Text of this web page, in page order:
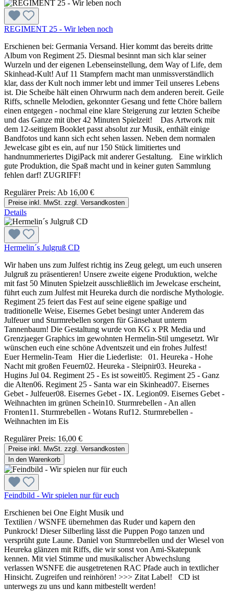
REGIMENT 25 - Wir leben noch
Erschienen bei: Germania Versand. Hier kommt das bereits dritte
Album von Regiment 25. Diesmal besinnt man sich klar seiner
Wurzeln und der eigenen Lebenseinstellung, dem Way of Life, dem
Skinhead-Kult! Auf 11 Stampfern macht man unmissverständlich
klar, dass der Kult noch immer lebt und immer Teil unseres Lebens
ist. Die Scheibe hält einen Ohrwurm nach dem anderen bereit. Geile
Riffs, schnelle Melodien, gekonnter Gesang und fette Chöre ballern
einen entgegen - nochmal eine klare Steigerung zur letzten Scheibe
und das Ganze mit über 42 Minuten Spielzeit! Das Artwork mit
dem 12-seitigem Booklet passt absolut zur Musik, enthält einige
Bandfotos und kann sich echt sehen lassen. Neben dem normalen
Jewelcase gibt es ein, auf nur 150 Stück limitiertes und
handnummeriertes DigiPack mit anderer Gestaltung. Eine wirklich
gute Produktion, die Spaß macht und in keiner guten Sammlung
fehlen darf! ZUGRIFF!
Regulärer Preis: Ab 16,00 €
Preise inkl. MwSt. zzgl. Versandkosten
Details
Hermelin´s Julgruß CD
Wir haben uns zum Julfest richtig ins Zeug gelegt, um euch unseren
Julgruß zu präsentieren! Unsere zweite eigene Produktion, welche
mit fast 50 Minuten Spielzeit ausschließlich im Jewelcase erscheint,
führt euch zum Julfest mit Heureka durch die nordische Mythologie.
Regiment 25 feiert das Fest auf seine eigene spaßige und
traditionelle Weise, Eisernes Gebet besingt unter Anderem das
Julfeuer und Sturmrebellen sorgen für Gänsehaut unterm
Tannenbaum! Die Gestaltung wurde von KG x PR Media und
Grenzjaeger Graphics im gewohnten Hermelin-Stil umgesetzt. Wir
wünschen euch eine schöne Adventszeit und ein frohes Julfest!
Euer Hermelin-Team Hier die Liederliste: 01. Heureka - Hohe
Nacht mit großen Feuern02. Heureka - Sleipnir03. Heureka -
Hugins Jul 04. Regiment 25 - Es ist soweit05. Regiment 25 - Ganz
die Alten06. Regiment 25 - Santa war ein Skinhead07. Eisernes
Gebet - Julfeuer08. Eisernes Gebet - IX. Legion09. Eisernes Gebet -
Weihnachten im grünen Schein10. Sturmrebellen - An allen
Fronten11. Sturmrebellen - Wotans Ruf12. Sturmrebellen -
Weihnachten im Eis
Regulärer Preis: 16,00 €
Preise inkl. MwSt. zzgl. Versandkosten
In den Warenkorb
Feindbild - Wir spielen nur für euch
Erschienen bei One Eight Musik und
Textilien / WSNFE übernehmen das Ruder und kapern den
Punkrock! Dieser Silberling lässt die Puppen Pogo tanzen und
versprüht gute Laune. Daniel von Sturmrebellen und der Wiesel von
Heureka glänzen mit Riffs, die wir sonst von Ami-Skatepunk
kennen. Mit viel Stimme und musikalischer Abwechslung
verlassen WSNFE die ausgetretenen RAC Pfade auch in textlicher
Hinsicht. Zugreifen und reinhören! >>> Zitat Label! CD ist
unterwegs zu uns und kann mitbestellt werden!